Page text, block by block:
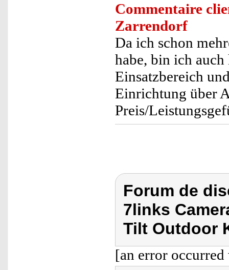
Commentaire
Zarrendorf
Da ich schon
habe, bin ich
Einsatzbereich
Einrichtung über
Preis/
Forum de
7links
Tilt Outdoor
[an error